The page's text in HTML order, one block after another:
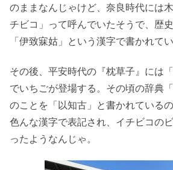
のままなんじゃけど、奈良時代には
チビコ」って呼んでいたそうで、歴
「伊致寐姑」という漢字で書かれて
その後、平安時代の『枕草子』には
でいちごが登場する。その頃の辞典
のことを「以知古」と書かれている
色んな漢字で表記され、イチビコの
ったようなんじゃ。